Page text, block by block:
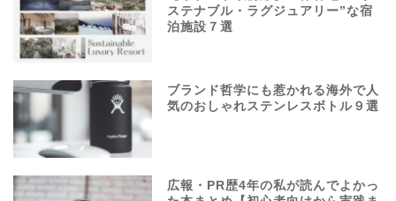
ステナブル・ラグジュアリー”な宿
泊施設７選
ブランド哲学にも惹かれる海外で人
気のおしゃれステンレスボトル９選
広報・PR歴4年の私が読んでよかっ